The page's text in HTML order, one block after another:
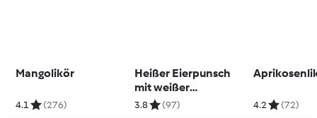
Mangolikör
4.1 (276)
Heißer Eierpunsch
mit weißer
Schokolade
3.8 (97) 4.2 (72)